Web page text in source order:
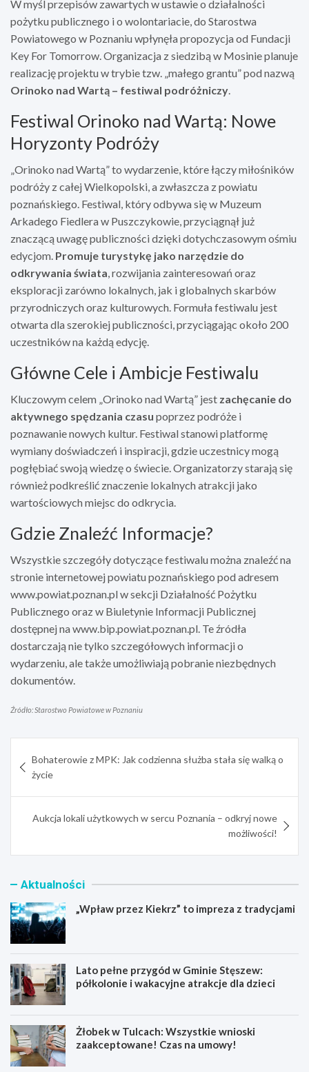
W myśl przepisów zawartych w ustawie o działalności
pożytku publicznego i o wolontariacie, do Starostwa
Powiatowego w Poznaniu wpłynęła propozycja od Fundacji
Key For Tomorrow. Organizacja z siedzibą w Mosinie planuje
realizację projektu w trybie tzw. „małego grantu” pod nazwą
Orinoko nad Wartą – festiwal podróżniczy
Festiwal Orinoko nad Wartą: Nowe
Horyzonty Podróży
„Orinoko nad Wartą” to wydarzenie, które łączy miłośników
podróży z całej Wielkopolski, a zwłaszcza z powiatu
poznańskiego. Festiwal, który odbywa się w Muzeum
Arkadego Fiedlera w Puszczykowie, przyciągnął już
znaczącą uwagę publiczności dzięki dotychczasowym ośmiu
edycjom. Promuje turystykę jako narzędzie do
odkrywania świata , rozwijania zainteresowań oraz
eksploracji zarówno lokalnych, jak i globalnych skarbów
przyrodniczych oraz kulturowych. Formuła festiwalu jest
otwarta dla szerokiej publiczności, przyciągając około 200
uczestników na każdą edycję.
Główne Cele i Ambicje Festiwalu
Kluczowym celem „Orinoko nad Wartą” jest zachęcanie do
aktywnego spędzania czasu poprzez podróże i
poznawanie nowych kultur. Festiwal stanowi platformę
wymiany doświadczeń i inspiracji, gdzie uczestnicy mogą
pogłębiać swoją wiedzę o świecie. Organizatorzy starają się
również podkreślić znaczenie lokalnych atrakcji jako
wartościowych miejsc do odkrycia.
Gdzie Znaleźć Informacje?
Wszystkie szczegóły dotyczące festiwalu można znaleźć na
stronie internetowej powiatu poznańskiego pod adresem
www.powiat.poznan.pl w sekcji Działalność Pożytku
Publicznego oraz w Biuletynie Informacji Publicznej
dostępnej na www.bip.powiat.poznan.pl. Te źródła
dostarczają nie tylko szczegółowych informacji o
wydarzeniu, ale także umożliwiają pobranie niezbędnych
dokumentów.
Źródło: Starostwo Powiatowe w Poznaniu
wpisu
Bohaterowie z MPK: Jak codzienna służba stała się walką o
życie
Aukcja lokali użytkowych w sercu Poznania – odkryj nowe
możliwości!
Aktualności
„Wpław przez Kiekrz” to impreza z tradycjami
Lato pełne przygód w Gminie Stęszew:
półkolonie i wakacyjne atrakcje dla dzieci
Żłobek w Tulcach: Wszystkie wnioski
zaakceptowane! Czas na umowy!